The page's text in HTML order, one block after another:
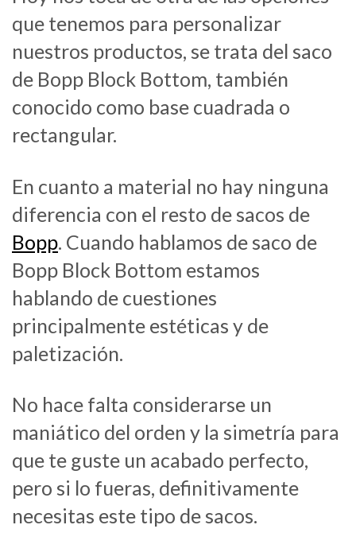
que tenemos para personalizar
nuestros productos, se trata del saco
de Bopp Block Bottom, también
conocido como base cuadrada o
rectangular.
En cuanto a material no hay ninguna
diferencia con el resto de sacos de
Bopp. Cuando hablamos de saco de
Bopp Block Bottom estamos
hablando de cuestiones
principalmente estéticas y de
paletización.
No hace falta considerarse un
maniático del orden y la simetría para
que te guste un acabado perfecto,
pero si lo fueras, definitivamente
necesitas este tipo de sacos.